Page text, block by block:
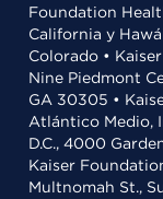
Foundation
California y
Colorado •
Nine Piedmont
GA 30305 •
Atlántico Medio,
D.C., 4000
Kaiser
Multnomah St.,